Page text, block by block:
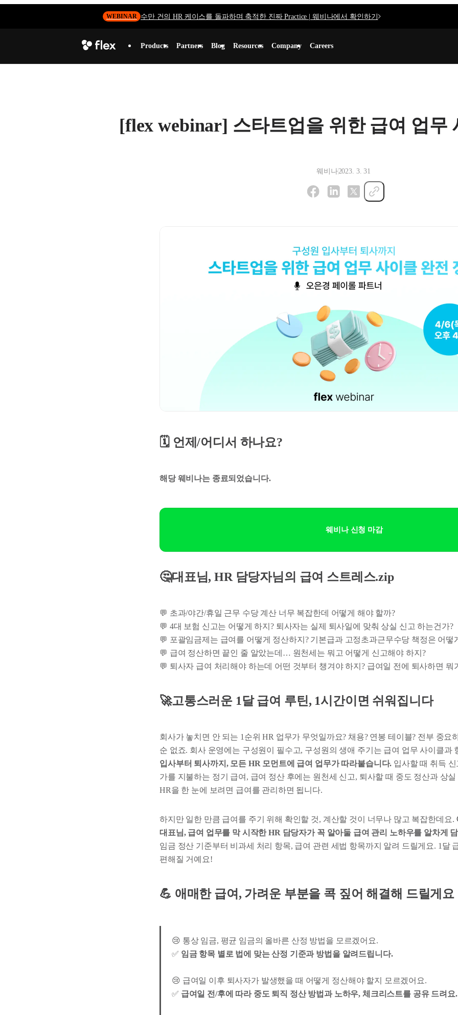
WEBINAR 수만 건의 HR 케이스를 돌파하며 축적한 진짜 Practice | 웨비나에서 확인하기
Products Partners Blog Resources Company Careers
[flex webinar] 스타트업을 위한 급여 업무
웨비나2023. 3. 31
🗓️ 언제/어디서 하나요?
해당 웨비나는 종료되었습니다.
웨비나 신청 마감
🤔대표님, HR 담당자님의 급여 스트레스.zip
💬 초과/야간/휴일 근무 수당 계산 너무 복잡한데 어떻게 해야 할까?
💬 4대 보험 신고는 어떻게 하지? 퇴사자는 실제 퇴사일에 맞춰 상실 신고 하는건가?
💬 포괄임금제는 급여를 어떻게 정산하지? 기본급과 고정초과근무수당 책정은 어떻
💬 급여 정산하면 끝인 줄 알았는데… 원천세는 뭐고 어떻게 신고해야 하지?
💬 퇴사자 급여 처리해야 하는데 어떤 것부터 챙겨야 하지? 급여일 전에 퇴사하면 뭐
🚀고통스러운 1달 급여 루틴, 1시간이면 쉬워집니다
회사가 놓치면 안 되는 1순위 HR 업무가 무엇일까요? 채용? 연봉 테이블? 전부 중요
순 없죠. 회사 운영에는 구성원이 필수고, 구성원의 생애 주기는 급여 업무 사이클과
입사부터 퇴사까지, 모든 HR 모먼트에 급여 업무가 따라붙습니다. 입사할 때 취득
가를 지불하는 정기 급여, 급여 정산 후에는 원천세 신고, 퇴사할 때 중도 정산과 상실
HR을 한 눈에 보려면 급여를 관리하면 됩니다.
하지만 일한 만큼 급여를 주기 위해 확인할 것, 계산할 것이 너무나 많고 복잡한데요.
대표님, 급여 업무를 막 시작한 HR 담당자가 꼭 알아둘 급여 관리 노하우를 알차게
임금 정산 기준부터 비과세 처리 항목, 급여 관련 세법 항목까지 알려 드릴게요. 1달
편해질 거예요!
💪 애매한 급여, 가려운 부분을 콕 짚어 해결해 드릴게요
😢 통상 임금, 평균 임금의 올바른 산정 방법을 모르겠어요.
✅ 임금 항목 별로 법에 맞는 산정 기준과 방법을 알려드립니다.
😢 급여일 이후 퇴사자가 발생했을 때 어떻게 정산해야 할지 모르겠어요.
✅ 급여일 전/후에 따라 중도 퇴직 정산 방법과 노하우, 체크리스트를 공유 드려요.